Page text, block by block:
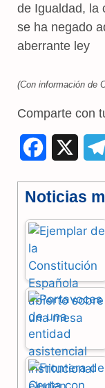
de Igualdad, la
se ha negado
aberrante ley
(Con información de
Comparte con
c
e
o
o
k
Noticias